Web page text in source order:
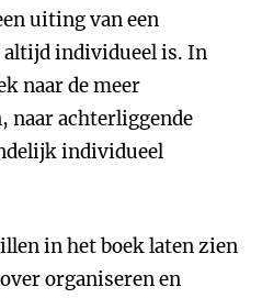
uiting van een
altijd individueel is. In
naar de meer
naar achterliggende
individueel
in het boek laten zien
organiseren en